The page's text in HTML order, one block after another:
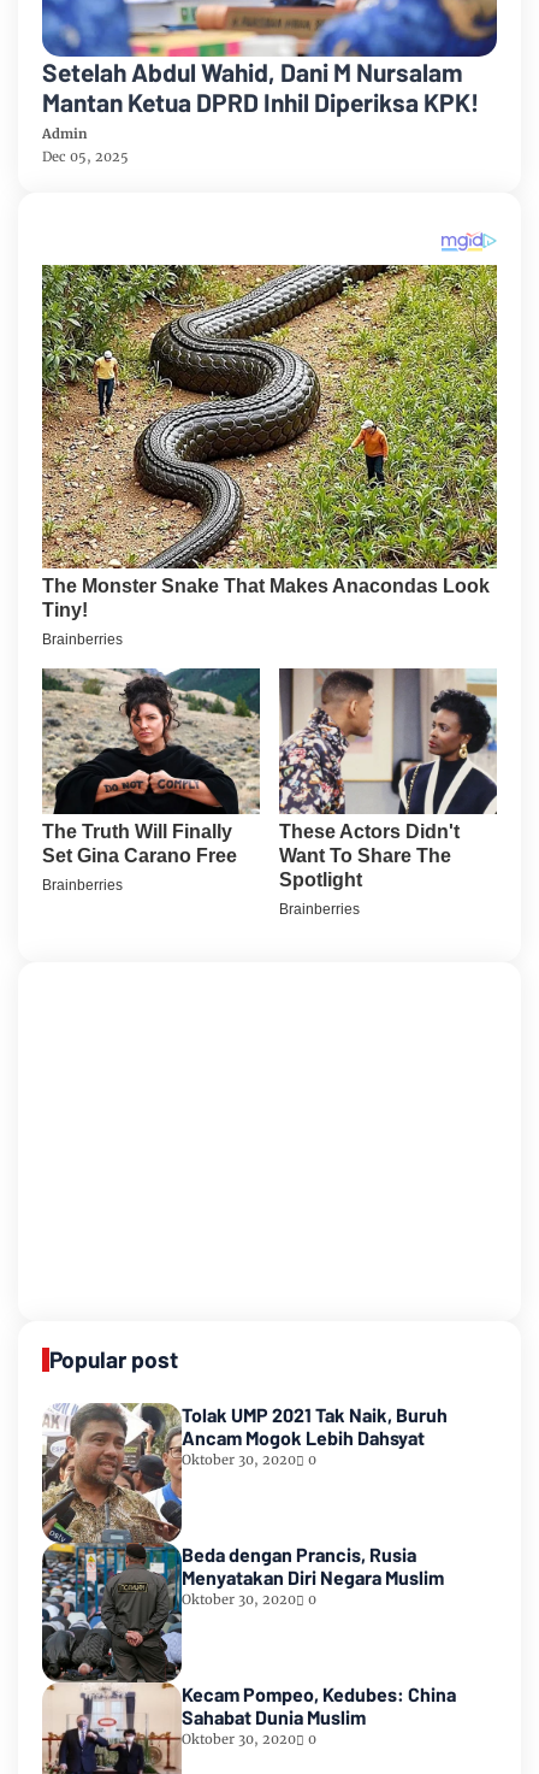
Setelah Abdul Wahid, Dani M Nursalam
Mantan Ketua DPRD Inhil Diperiksa KPK!
Admin
Dec 05, 2025
Popular post
Tolak UMP 2021 Tak Naik, Buruh
Ancam Mogok Lebih Dahsyat
Oktober 30, 2020 0
Beda dengan Prancis, Rusia
Menyatakan Diri Negara Muslim
Oktober 30, 2020 0
Kecam Pompeo, Kedubes: China
Sahabat Dunia Muslim
Oktober 30, 2020 0